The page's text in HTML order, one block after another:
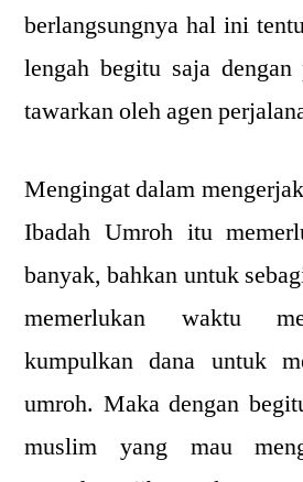
berlangsungnya hal ini
lengah begitu saja
tawarkan oleh agen
Mengingat dalam
Ibadah Umroh itu
banyak, bahkan untuk
memerlukan waktu
kumpulkan dana untuk
umroh. Maka dengan
muslim yang mau